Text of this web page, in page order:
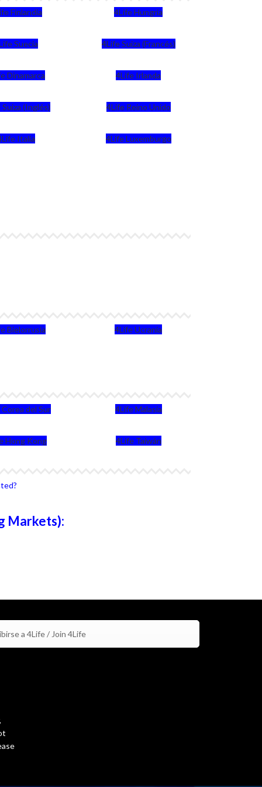
Finlandia 4Life Hungria
Suecia 4Life Suiza (Francés)
Dinamarca 4Life Irlanda
(Inglés) 4Life Reino Unido
Italia 4Life Luxemburgo
Bielorrusia 4Life Ucrania
del Sur 4Life Malasia
Hong Kong 4Life Taiwán
Markets):
a 4Life / Join 4Life